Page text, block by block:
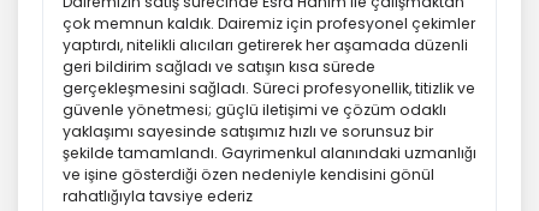
önce veri sahiplerinin bilgisine
sunmakla yükümlüdür. Kişisel veriler
belirtilen meşru ve hukuka uygun
amaçlar dışında işlenmeyecektir..
4. İşlendikleri Amaçla Bağlantılı, Sınırlı
ve Ölçülü Olma
çok memnun kaldık. Dairemiz için profesyonel çekimler
yaptırdı, nitelikli alıcıları getirerek her aşamada düzenli
geri bildirim sağladı ve satışın kısa sürede
gerçekleşmesini sağladı. Süreci profesyonellik, titizlik ve
güvenle yönetmesi; güçlü iletişimi ve çözüm odaklı
yaklaşımı sayesinde satışımız hızlı ve sorunsuz bir
şekilde tamamlandı. Gayrimenkul alanındaki uzmanlığı
ve işine gösterdiği özen nedeniyle kendisini gönül
rahatlığıyla tavsiye ederiz